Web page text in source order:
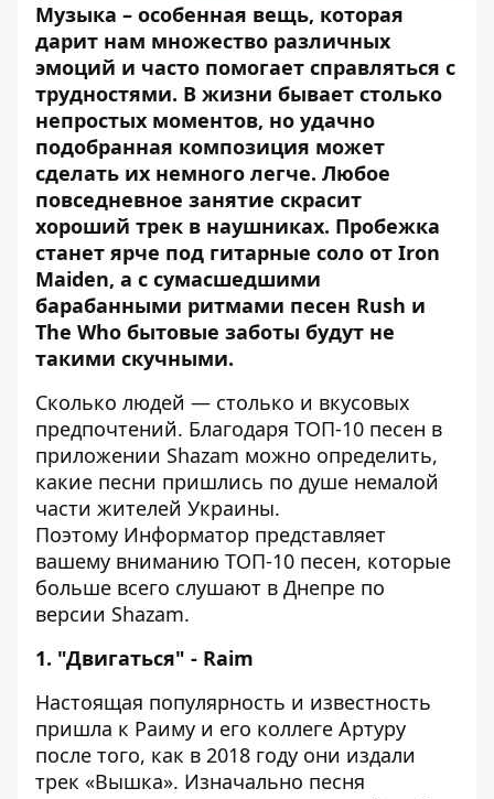
Музыка – особенная вещь, которая
дарит нам множество различных
эмоций и часто помогает справляться с
трудностями. В жизни бывает столько
непростых моментов, но удачно
подобранная композиция может
сделать их немного легче. Любое
повседневное занятие скрасит
хороший трек в наушниках. Пробежка
станет ярче под гитарные соло от Iron
Maiden, а с сумасшедшими
барабанными ритмами песен Rush и
The Who бытовые заботы будут не
такими скучными.
Сколько людей — столько и вкусовых
предпочтений. Благодаря ТОП-10 песен в
приложении Shazam можно определить,
какие песни пришлись по душе немалой
части жителей Украины.
Поэтому Информатор представляет
вашему вниманию ТОП-10 песен, которые
больше всего слушают в Днепре по
версии Shazam.
1. "Двигаться" - Raim
Настоящая популярность и известность
пришла к Раиму и его коллеге Артуру
после того, как в 2018 году они издали
трек «Вышка». Изначально песня